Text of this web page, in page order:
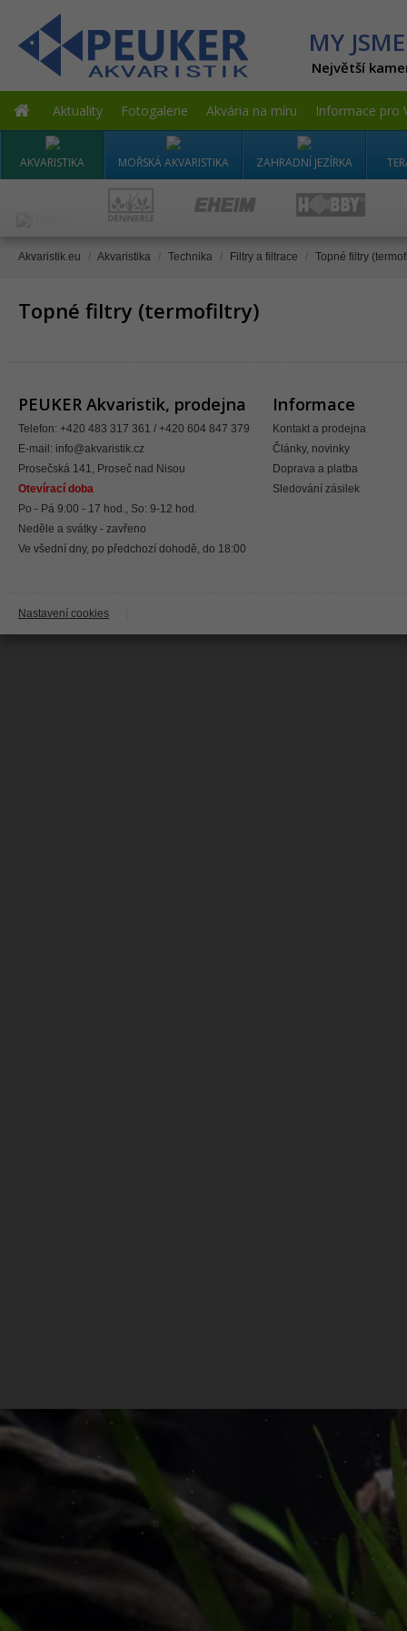
MY
Největší
Aktuality Fotogalerie Akvária na míru Informace pro
AKVARISTIKA MOŘSKÁ AKVARISTIKA ZAHRADNÍ JEZÍRKA
Akvaristik.eu / Akvaristika / Technika / Filtry a filtrace / Topné filtry
Topné filtry (termofiltry)
PEUKER Akvaristik, prodejna
Telefon: +420 483 317 361 / +420 604 847 379
E-mail: info@akvaristik.cz
Prosečská 141, Proseč nad Nisou
Otevírací doba
Po - Pá 9:00 - 17 hod., So: 9-12 hod.
Neděle a svátky - zavřeno
Ve všední dny, po předchozí dohodě, do 18:00
Informace
Kontakt a prodejna
Články, novinky
Doprava a platba
Sledování zásilek
Nastavení cookies